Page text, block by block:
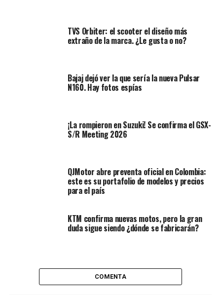
una estética “todo terreno moderada”. Pero, al igual que
muchas marcas, Suzuki se enfrenta al dilema de
En 2025, Suzuki ha optado por una actualización que no
altera radicalmente la mecánica, sino que refuerza su
¿Qué novedades incorpora la
versión 2025?
TVS Orbiter: el scooter el diseño más
extraño de la marca. ¿Le gusta o no?
Bajaj dejó ver la que sería la nueva Pulsar
N160. Hay fotos espías
¡La rompieron en Suzuki! Se confirma el GSX-
S/R Meeting 2026
QJMotor abre preventa oficial en Colombia:
este es su portafolio de modelos y precios
para el país
KTM confirma nuevas motos, pero la gran
duda sigue siendo ¿dónde se fabricarán?
COMENTA